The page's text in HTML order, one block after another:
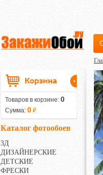
Товаров в корзине: 0
Сумма: 0 ₽
Каталог фотообоев
3Д
ДИЗАЙНЕРСКИЕ
ДЕТСКИЕ
ФРЕСКИ